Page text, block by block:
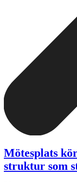
Mötesplats
struktur som